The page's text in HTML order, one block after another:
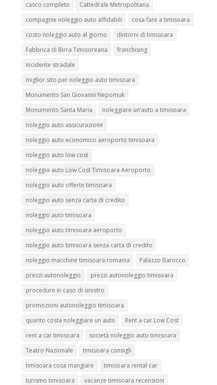
casco completo
Cattedrale Metropolitana
compagnie noleggio auto affidabili
cosa fare a timisoara
costo noleggio auto al giorno
dintorni di timisoara
Fabbrica di Birra Timisoreana
franchising
incidente stradale
miglior sito per noleggio auto timisoara
Monumento San Giovanni Nepomuk
Monumento Santa Maria
noleggiare un’auto a timisoara
noleggio auto assicurazione
noleggio auto economico aeroporto timisoara
noleggio auto low cost
noleggio auto Low Cost Timisoara Aeroporto
noleggio auto offerte timisoara
noleggio auto senza carta di credito
noleggio auto timisoara
noleggio auto timisoara aeroporto
noleggio auto timisoara senza carta di credito
noleggio macchine timisoara romania
Palazzo Barocco
prezzi autonoleggio
prezzi autonoleggio timisoara
procedure in caso di sinistro
promozioni autonoleggio timisoara
quanto costa noleggiare un auto
Rent a car Low Cost
rent a car timisoara
società noleggio auto timisoara
Teatro Nazionale
timisoara consigli
timisoara cosa mangiare
timisoara rental car
turismo timisoara
vacanze timisoara recensioni